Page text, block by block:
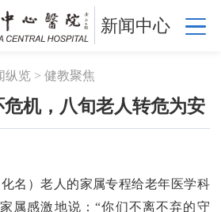
新闻中心
纵览 > 健教聚焦
机，八旬老人转危为安
名）老人的家属专程给老年医学科
属感激地说：“你们不离不弃的守